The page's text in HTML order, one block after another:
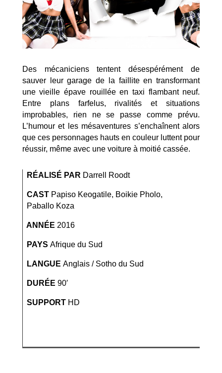
Des mécaniciens tentent désespérément de
sauver leur garage de la faillite en transformant
une vieille épave rouillée en taxi flambant neuf.
Entre plans farfelus, rivalités et situations
improbables, rien ne se passe comme prévu.
L’humour et les mésaventures s’enchaînent alors
que ces personnages hauts en couleur luttent pour
réussir, même avec une voiture à moitié cassée.
RÉALISÉ PAR Darrell Roodt
CAST Papiso Keogatile, Boikie Pholo,
Paballo Koza
ANNÉE 2016
PAYS Afrique du Sud
LANGUE Anglais / Sotho du Sud
DURÉE 90′
SUPPORTHD